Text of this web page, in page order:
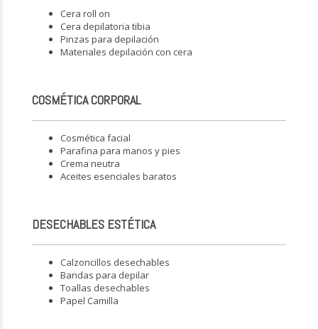
Cera roll on
Cera depilatoria tibia
Pinzas para depilación
Materiales depilación con cera
COSMÉTICA CORPORAL
Cosmética facial
Parafina para manos y pies
Crema neutra
Aceites esenciales baratos
DESECHABLES ESTÉTICA
Calzoncillos desechables
Bandas para depilar
Toallas desechables
Papel Camilla